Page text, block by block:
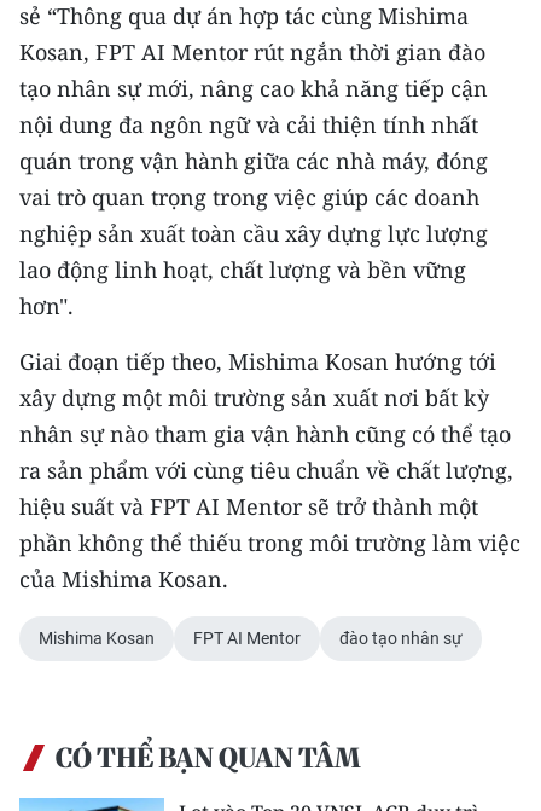
sẻ “Thông qua dự án hợp tác cùng Mishima
Kosan, FPT AI Mentor rút ngắn thời gian đào
tạo nhân sự mới, nâng cao khả năng tiếp cận
nội dung đa ngôn ngữ và cải thiện tính nhất
quán trong vận hành giữa các nhà máy, đóng
vai trò quan trọng trong việc giúp các doanh
nghiệp sản xuất toàn cầu xây dựng lực lượng
lao động linh hoạt, chất lượng và bền vững
hơn".
Giai đoạn tiếp theo, Mishima Kosan hướng tới
xây dựng một môi trường sản xuất nơi bất kỳ
nhân sự nào tham gia vận hành cũng có thể tạo
ra sản phẩm với cùng tiêu chuẩn về chất lượng,
hiệu suất và FPT AI Mentor sẽ trở thành một
phần không thể thiếu trong môi trường làm việc
của Mishima Kosan.
Mishima Kosan FPT AI Mentor đào tạo nhân sự
CÓ THỂ BẠN QUAN TÂM